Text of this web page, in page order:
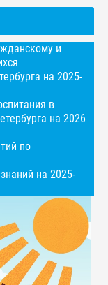
и
на 2025-
в
на 2026
по
на 2025-